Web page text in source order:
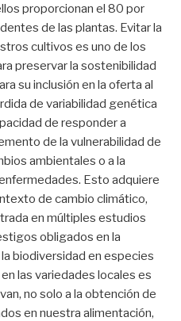
proporcionan el 80 por
de las plantas. Evitar la
cultivos es uno de los
preservar la sostenibilidad
su inclusión en la oferta al
de variabilidad genética
de responder a
de la vulnerabilidad de
ambientales o a la
Esto adquiere
de cambio climático,
en múltiples estudios
obligados en la
biodiversidad en especies
las variedades locales es
no solo a la obtención de
en nuestra alimentación,